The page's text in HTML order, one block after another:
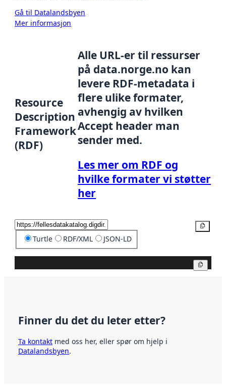
Gå til Datalandsbyen
Mer informasjon
Resource
Description
Framework
(RDF)
Alle URL-er til ressurser
på data.norge.no kan
levere RDF-metadata i
flere ulike formater,
avhengig av hvilken
Accept header man
sender med.
Les mer om RDF og
hvilke formater vi støtter
her
Turtle RDF/XML JSON-LD
Finner du det du leter etter?
Ta kontakt med oss her, eller spør om hjelp i
Datalandsbyen.